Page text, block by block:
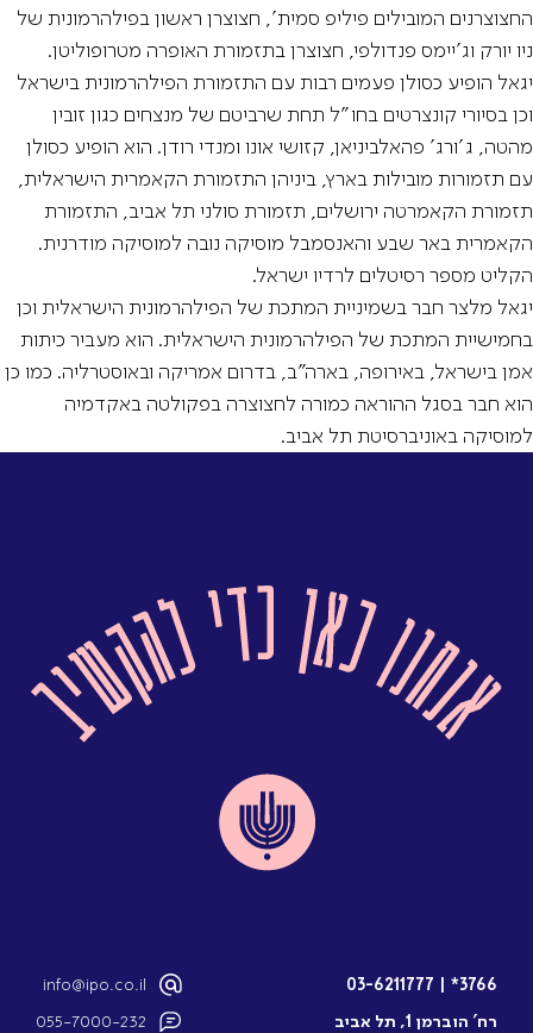
החצוצרנים המובילים פיליפ סמית', חצוצרן ראשון בפילהרמונית של
ניו יורק וג'יימס פנדולפי, חצוצרן בתזמורת האופרה מטרופוליטן.
יגאל הופיע כסולן פעמים רבות עם התזמורת הפילהרמונית בישראל
וכן בסיורי קונצרטים בחו"ל תחת שרביטם של מנצחים כגון זובין
מהטה, ג'ורג' פהאלביניאן, קזושי אונו ומנדי רודן. הוא הופיע כסולן
עם תזמורות מובילות בארץ, ביניהן התזמורת הקאמרית הישראלית,
תזמורת הקאמרטה ירושלים, תזמורת סולני תל אביב, התזמורת
הקאמרית באר שבע והאנסמבל מוסיקה נובה למוסיקה מודרנית.
הקליט מספר רסיטלים לרדיו ישראל.
יגאל מלצר חבר בשמיניית המתכת של הפילהרמונית הישראלית וכן
בחמישיית המתכת של הפילהרמונית הישראלית. הוא מעביר כיתות
אמן בישראל, באירופה, בארה"ב, בדרום אמריקה ובאוסטרליה. כמו כן
הוא חבר בסגל ההוראה כמורה לחצוצרה בפקולטה באקדמיה
למוסיקה באוניברסיטת תל אביב.
3766*
03-6211777
רח’ הוברמן 1, תל אביב
info@ipo.co.il
055-7000-232